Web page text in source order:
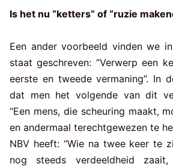
Is het nu “ketters” of “ruzie
Een ander voorbeeld vinden we
staat geschreven: “Verwerp een
eerste en tweede vermaning”. In
dat men het volgende van dit
“Een mens, die scheuring maakt,
en andermaal terechtgewezen te
NBV heeft: “Wie na twee keer te
nog steeds verdeeldheid